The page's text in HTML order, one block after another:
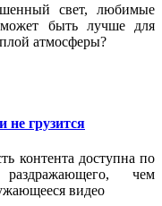
свет, любимые
быть лучше для
атмосферы?
не грузится
контента доступна по
чем
видео